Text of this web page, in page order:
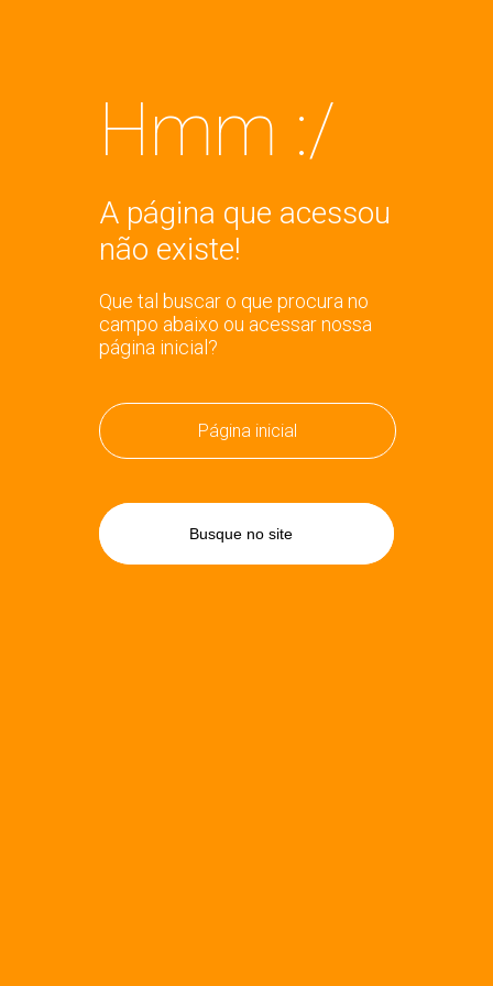
Hmm :/
A página que acessou
não existe!
Que tal buscar o que procura no
campo abaixo ou acessar nossa
página inicial?
Página inicial